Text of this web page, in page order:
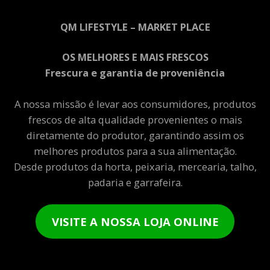
QM LIFESTYLE – MARKET PLACE
OS MELHORES E MAIS FRESCOS
Frescura e garantia de proveniência
A nossa missão é levar aos consumidores, produtos
frescos de alta qualidade provenientes o mais
diretamente do produtor, garantindo assim os
melhores produtos para a sua alimentação.
Desde produtos da horta, peixaria, mercearia, talho,
padaria e garrafeira.
VISITE A NOSSA LOJA ONLINE